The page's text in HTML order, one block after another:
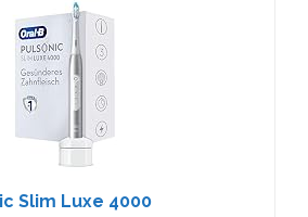
Slim Luxe 4000